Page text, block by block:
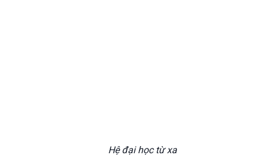
Hệ đại học từ xa